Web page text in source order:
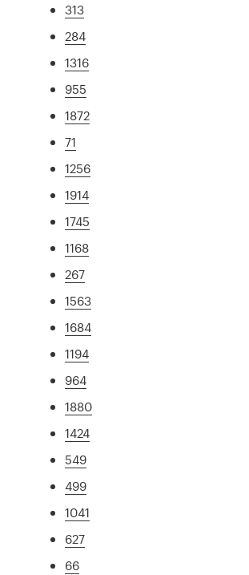
313
284
1316
955
1872
71
1256
1914
1745
1168
267
1563
1684
1194
964
1880
1424
549
499
1041
627
66